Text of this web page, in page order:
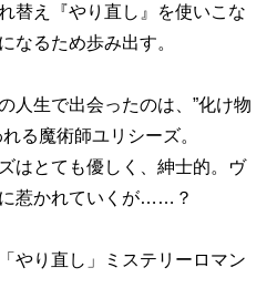
替え『やり直し』を使いこな
なるため歩み出す。
人生で出会ったのは、”化け物
る魔術師ユリシーズ。
はとても優しく、紳士的。ヴ
惹かれていくが……？
やり直し」ミステリーロマン